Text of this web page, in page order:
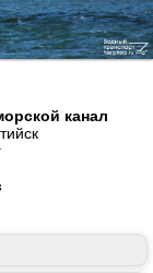
канал